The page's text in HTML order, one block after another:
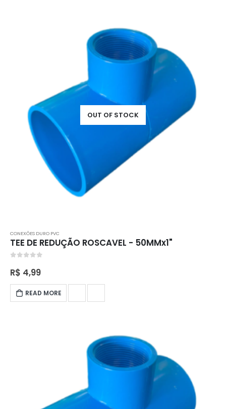
OUT OF STOCK
CONEXÕES DURO PVC
TEE DE REDUÇÃO ROSCAVEL - 50MMx1"
R$ 4,99
READ MORE